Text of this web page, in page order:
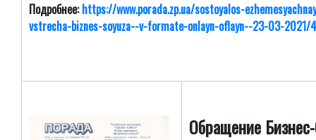
Подробнее:https://www.porada.zp.ua/sostoyalos-
vstrecha-biznes-soyuza--v-formate-onlayn-oflayn--23-03-2021/
Обращение